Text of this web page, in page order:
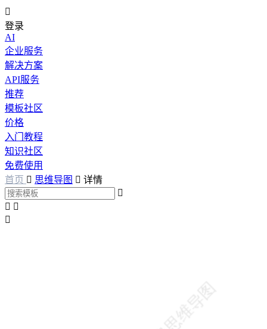

登录
AI
企业服务
解决方案
API服务
推荐
模板社区
价格
入门教程
知识社区
免费使用
首页  思维导图  详情

 
